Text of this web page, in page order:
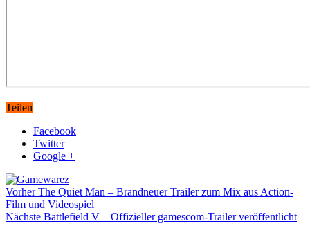
Teilen
Facebook
Twitter
Google +
VorherThe Quiet Man – Brandneuer Trailer zum Mix aus Action-
Film und Videospiel
Nächste Battlefield V – Offizieller gamescom-Trailer veröffentlicht